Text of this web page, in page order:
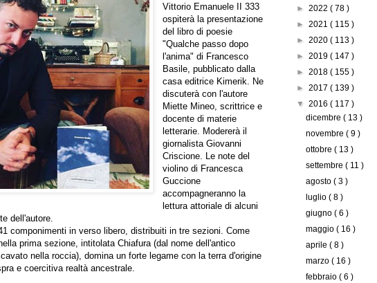
Vittorio Emanuele II 333
ospiterà la presentazione
del libro di poesie
"Qualche passo dopo
l'anima" di Francesco
Basile, pubblicato dalla
casa editrice Kimerik. Ne
discuterà con l'autore
Miette Mineo, scrittrice e
docente di materie
letterarie. Modererà il
giornalista Giovanni
Criscione. Le note del
violino di Francesca
Guccione
accompagneranno la
lettura attoriale di alcuni
dell'autore.
componimenti in verso libero, distribuiti in tre sezioni. Come
prima sezione, intitolata Chiafura (dal nome dell'antico
nella roccia), domina un forte legame con la terra d'origine
e coercitiva realtà ancestrale.
► 2022 ( 78 )
► 2021 ( 115 )
► 2020 ( 113 )
► 2019 ( 147 )
► 2018 ( 155 )
► 2017 ( 139 )
▼ 2016 ( 117 )
dicembre( 13 )
novembre( 9 )
ottobre( 13 )
settembre( 11 )
agosto( 3 )
luglio( 8 )
giugno( 6 )
maggio( 16 )
aprile( 8 )
marzo( 16 )
febbraio( 6 )